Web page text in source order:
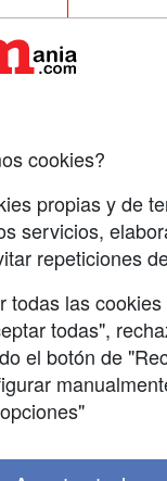
cookies?
propias y de
servicios,
repeticiones
todas las
todas",
el botón de